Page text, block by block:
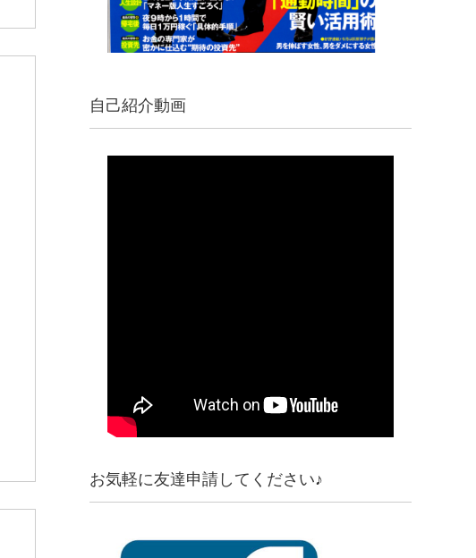
自己紹介動画
お気軽に友達申請してください♪